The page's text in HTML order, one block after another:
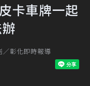
卡車牌一起
／彰化即時報導